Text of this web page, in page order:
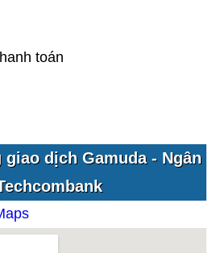
toán
dịch Gamuda - Ngân